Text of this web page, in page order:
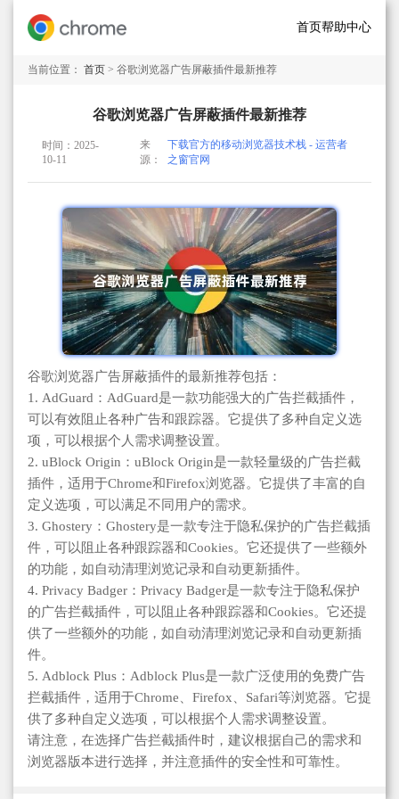
首页帮助中心
当前位置： 首页 > 谷歌浏览器广告屏蔽插件最新推荐
谷歌浏览器广告屏蔽插件最新推荐
时间：2025-
10-11
来
源：
下载官方的移动浏览器技术栈 - 运营者
之窗官网
谷歌浏览器广告屏蔽插件的最新推荐包括：
1. AdGuard：AdGuard是一款功能强大的广告拦截插件，
可以有效阻止各种广告和跟踪器。它提供了多种自定义选
项，可以根据个人需求调整设置。
2. uBlock Origin：uBlock Origin是一款轻量级的广告拦截
插件，适用于Chrome和Firefox浏览器。它提供了丰富的自
定义选项，可以满足不同用户的需求。
3. Ghostery：Ghostery是一款专注于隐私保护的广告拦截插
件，可以阻止各种跟踪器和Cookies。它还提供了一些额外
的功能，如自动清理浏览记录和自动更新插件。
4. Privacy Badger：Privacy Badger是一款专注于隐私保护
的广告拦截插件，可以阻止各种跟踪器和Cookies。它还提
供了一些额外的功能，如自动清理浏览记录和自动更新插
件。
5. Adblock Plus：Adblock Plus是一款广泛使用的免费广告
拦截插件，适用于Chrome、Firefox、Safari等浏览器。它提
供了多种自定义选项，可以根据个人需求调整设置。
请注意，在选择广告拦截插件时，建议根据自己的需求和
浏览器版本进行选择，并注意插件的安全性和可靠性。